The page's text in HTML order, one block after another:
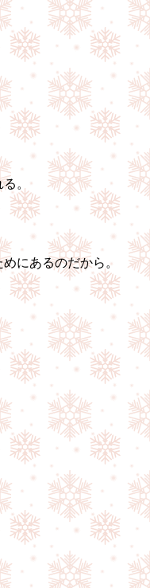
。
にあるのだから。